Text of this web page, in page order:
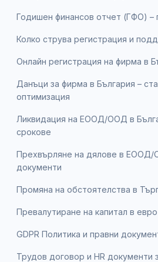
Годишен финансов отчет (ГФО) –
Колко струва регистрация и
Онлайн регистрация на фирма в
Данъци за фирма в България –
оптимизация
Ликвидация на ЕООД/ООД в
срокове
Прехвърляне на дялове в
документи
Промяна на обстоятелства в
Превалутиране на капитал в
GDPR Политика и правни
Трудов договор и HR документи